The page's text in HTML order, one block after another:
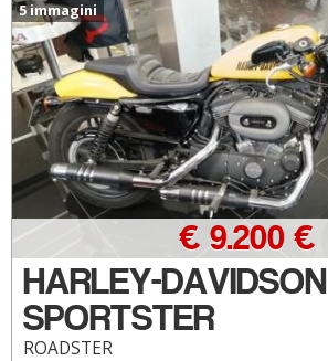
5 immagini
HARLEY-DAVIDSON
SPORTSTER
ROADSTER
€ 9.200 €